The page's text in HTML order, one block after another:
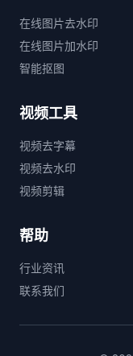
在线图片去水印
在线图片加水印
智能抠图
视频工具
视频去字幕
视频去水印
视频剪辑
帮助
行业资讯
联系我们